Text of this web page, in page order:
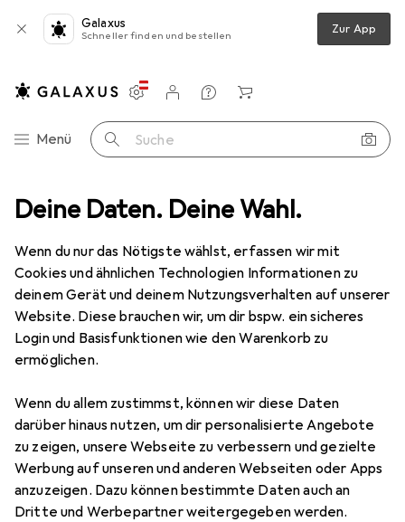
Deine Daten. Deine Wahl.
Wenn du nur das Nötigste wählst, erfassen wir mit
Cookies und ähnlichen Technologien Informationen zu
deinem Gerät und deinem Nutzungsverhalten auf unserer
Website. Diese brauchen wir, um dir bspw. ein sicheres
Login und Basisfunktionen wie den Warenkorb zu
ermöglichen.
Wenn du allem zustimmst, können wir diese Daten
darüber hinaus nutzen, um dir personalisierte Angebote
zu zeigen, unsere Webseite zu verbessern und gezielte
Werbung auf unseren und anderen Webseiten oder Apps
anzuzeigen. Dazu können bestimmte Daten auch an
Dritte und Werbepartner weitergegeben werden.
Galaxus
Schneller finden und bestellen Zur App
Navigation nach Kategorien
Menü Suche
Einstellungen
Kundenkonto
Vergleichslisten
Merklisten
Warenkorb
Handwerkzeug Schraubwerkzeuge Steckschlüssel + Stecknuss
Ausverkauf Steckschlüssel +
Stecknuss